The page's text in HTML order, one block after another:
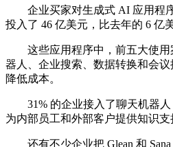
企业买家对生成式 AI 应用程序
投入了 46 亿美元，比去年的 6 亿
这些应用程序中，前五大使用
器人、企业搜索、数据转换和会
降低成本。
31% 的企业接入了聊天机器人
为内部员工和外部客户提供知识支
还有不少企业把 Glean 和 Sana